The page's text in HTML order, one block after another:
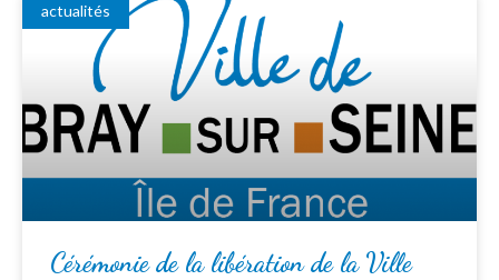
actualités
Cérémonie de la libération de la Ville